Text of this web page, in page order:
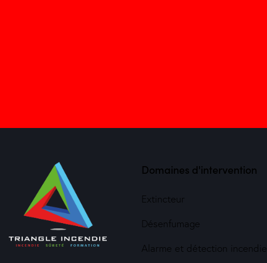
Domaines d'intervention
Extincteur
Désenfumage
Alarme et détection incendie